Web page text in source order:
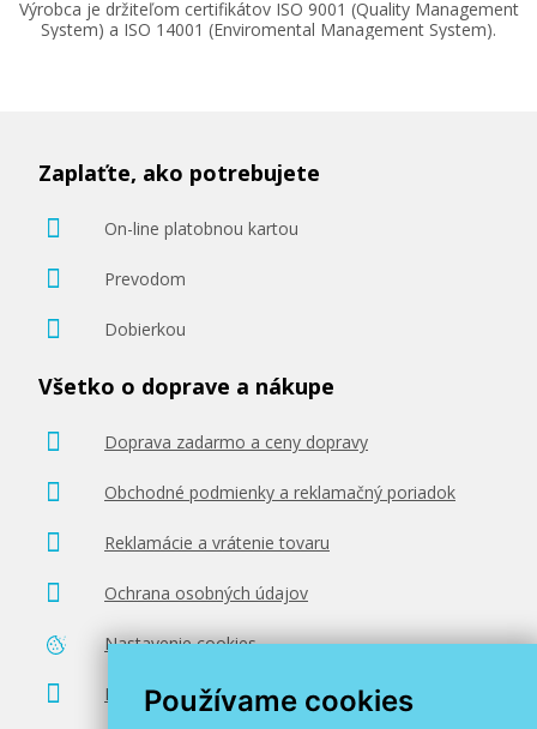
Používame cookies
Výrobca je držiteľom certifikátov ISO 9001 (Quality Management
System) a ISO 14001 (Enviromental Management System).
Zaplaťte, ako potrebujete
On-line platobnou kartou
Prevodom
Dobierkou
Všetko o doprave a nákupe
Doprava zadarmo a ceny dopravy
Obchodné podmienky a reklamačný poriadok
Reklamácie a vrátenie tovaru
Ochrana osobných údajov
Nastavenie cookies
Poradenstvo zadarmo